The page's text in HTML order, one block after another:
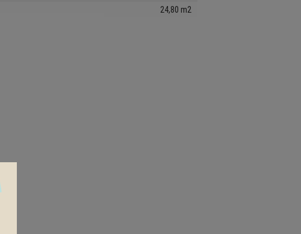
24,80 m2